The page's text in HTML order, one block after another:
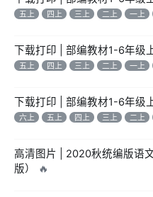
五上
四上 三上 二上 一上
下载打印 | 部编教材1-6年
五上
四上 三上 二上 一上
下载打印 | 部编教材1-6年
六上 五上 四上 三上 二上
高清图片 | 2020秋统编版语
版）
🔥